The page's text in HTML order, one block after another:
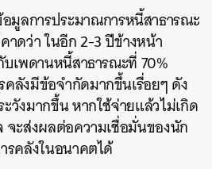
ลการประมาณการหนี้สาธารณะ
าดว่า ในอีก 2-3 ปีข้างหน้า
บเพดานหนี้สาธารณะที่ 70%
คลังมีข้อจำกัดมากขึ้นเรื่อยๆ ดัง
วังมากขึ้น หากใช้จ่ายแล้วไม่เกิด
จะส่งผลต่อความเชื่อมั่นของนัก
รคลังในอนาคตได้